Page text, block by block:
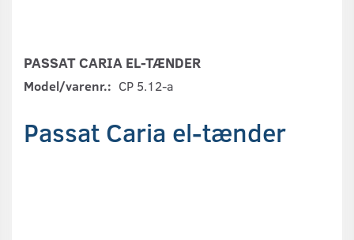
PASSAT CARIA EL-TÆNDER
Model/varenr.: CP 5.12-a
Passat Caria el-tænder